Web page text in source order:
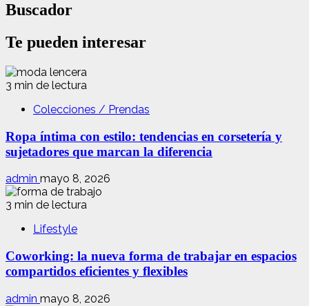
Buscador
Te pueden interesar
3 min de lectura
Colecciones / Prendas
Ropa íntima con estilo: tendencias en corsetería y
sujetadores que marcan la diferencia
admin mayo 8, 2026
3 min de lectura
Lifestyle
Coworking: la nueva forma de trabajar en espacios
compartidos eficientes y flexibles
admin mayo 8, 2026